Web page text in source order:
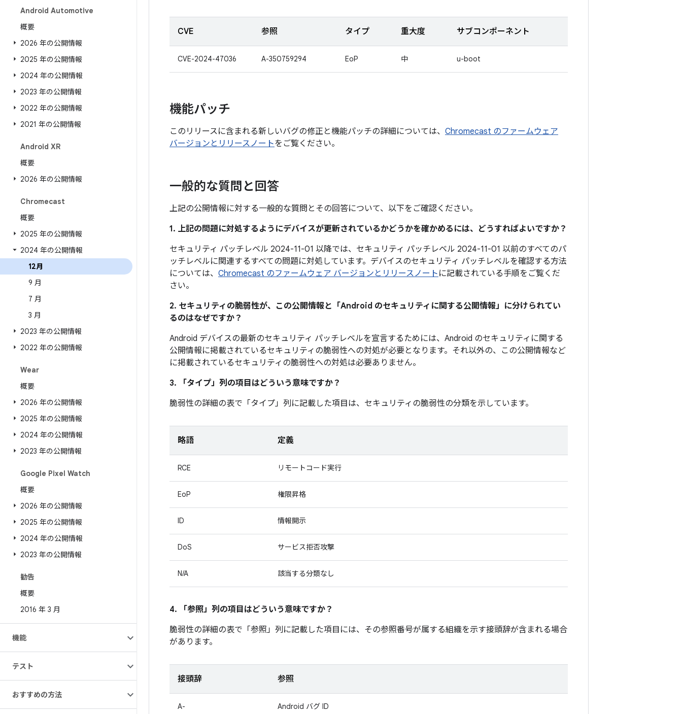
Android Automotive
概要
2026 年の公開情報
2025 年の公開情報
2024 年の公開情報
2023 年の公開情報
2022 年の公開情報
2021 年の公開情報
Android XR
概要
2026 年の公開情報
Chromecast
概要
2025 年の公開情報
2024 年の公開情報
12月
9 月
7 月
3 月
2023 年の公開情報
2022 年の公開情報
Wear
概要
2026 年の公開情報
2025 年の公開情報
2024 年の公開情報
2023 年の公開情報
Google Pixel Watch
概要
2026 年の公開情報
2025 年の公開情報
2024 年の公開情報
2023 年の公開情報
勧告
概要
2016 年 3 月
機能
テスト
おすすめの方法
CVE 参照 タイプ 重大度 サブコンポーネント
CVE-2024-47036 A-350759294 EoP 中 u-boot
機能パッチ
このリリースに含まれる新しいバグの修正と機能パッチの詳細については、 Chromecast のファームウェア
バージョンとリリースノートをご覧ください。
一般的な質問と回答
上記の公開情報に対する一般的な質問とその回答について、以下をご確認ください。
1. 上記の問題に対処するようにデバイスが更新されているかどうかを確かめるには、どうすればよいですか？
セキュリティ パッチレベル 2024-11-01 以降では、セキュリティ パッチレベル 2024-11-01 以前のすべてのパ
ッチレベルに関連するすべての問題に対処しています。デバイスのセキュリティ パッチレベルを確認する方法
については、 Chromecast のファームウェア バージョンとリリースノート に記載されている手順をご覧くだ
さい。
2. セキュリティの脆弱性が、この公開情報と「Android のセキュリティに関する公開情報」に分けられてい
るのはなぜですか？
Android デバイスの最新のセキュリティ パッチレベルを宣言するためには、Android のセキュリティに関する
公開情報に掲載されているセキュリティの脆弱性への対処が必要となります。それ以外の、この公開情報など
に掲載されているセキュリティの脆弱性への対処は必要ありません。
3. 「タイプ」 列の項目はどういう意味ですか？
脆弱性の詳細の表で「タイプ」 列に記載した項目は、セキュリティの脆弱性の分類を示しています。
略語 定義
RCE リモートコード実行
EoP 権限昇格
ID 情報開示
DoS サービス拒否攻撃
N/A 該当する分類なし
4. 「参照」 列の項目はどういう意味ですか？
脆弱性の詳細の表で「参照」 列に記載した項目には、その参照番号が属する組織を示す接頭辞が含まれる場合
があります。
接頭辞 参照
A- Android バグ ID